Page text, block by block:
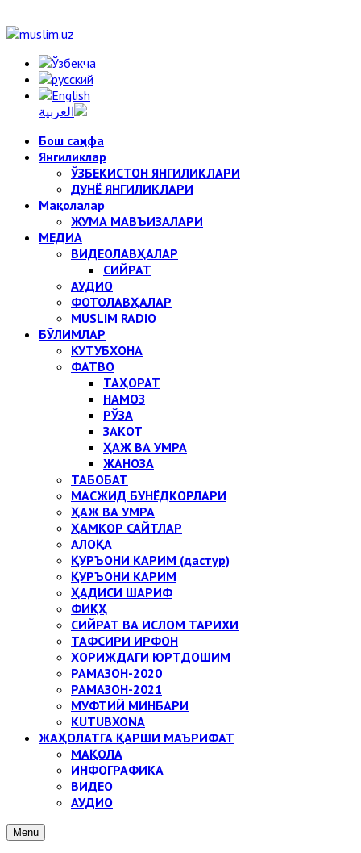
Бош саҳифа
Янгиликлар
ЎЗБЕКИСТОН ЯНГИЛИКЛАРИ
ДУНЁ ЯНГИЛИКЛАРИ
Мақолалар
ЖУМА МАВЪИЗАЛАРИ
МЕДИА
ВИДЕОЛАВҲАЛАР
СИЙРАТ
АУДИО
ФОТОЛАВҲАЛАР
MUSLIM RADIO
БЎЛИМЛАР
КУТУБХОНА
ФАТВО
ТАҲОРАТ
НАМОЗ
РЎЗА
ЗАКОТ
ҲАЖ ВА УМРА
ЖАНОЗА
ТАБОБАТ
МАСЖИД БУНЁДКОРЛАРИ
ҲАЖ ВА УМРА
ҲАМКОР САЙТЛАР
АЛОҚА
ҚУРЪОНИ КАРИМ (дастур)
ҚУРЪОНИ КАРИМ
ҲАДИСИ ШАРИФ
ФИҚҲ
СИЙРАТ ВА ИСЛОМ ТАРИХИ
ТАФСИРИ ИРФОН
ХОРИЖДАГИ ЮРТДОШИМ
РАМАЗОН-2020
РАМАЗОН-2021
МУФТИЙ МИНБАРИ
KUTUBXONA
ЖАҲОЛАТГА ҚАРШИ МАЪРИФАТ
МАҚОЛА
ИНФОГРАФИКА
ВИДЕО
АУДИО
Menu